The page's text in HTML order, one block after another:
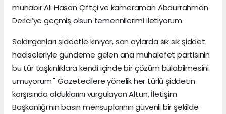
muhabir Ali Hasan Çiftçi ve kameraman Abdurrahman
Derici’ye geçmiş olsun temennilerimi iletiyorum.
Saldırganları şiddetle kınıyor, son aylarda sık sık şiddet
hadiseleriyle gündeme gelen ana muhalefet partisinin
bu tür taşkınlıklara kendi içinde bir çözüm bulabilmesini
umuyorum." Gazetecilere yönelik her türlü şiddetin
karşısında olduklarını vurgulayan Altun, İletişim
Başkanlığı’nın basın mensuplarının güvenli bir şekilde